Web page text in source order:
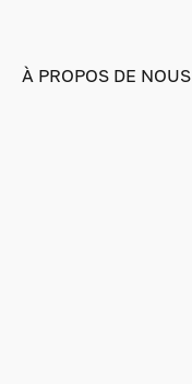
À PROPOS DE NOUS